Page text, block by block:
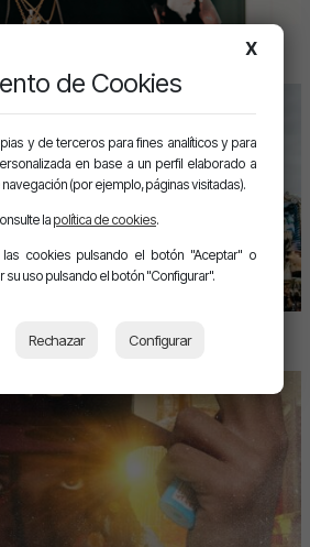
de los reguetoneros de
el telón con otra edición
X
de Cookies
y de terceros para fines analíticos y para
en base a un perfil elaborado a
(por ejemplo, páginas visitadas).
la política de cookies.
cookies pulsando el botón "Aceptar" o
su uso pulsando el botón "Configurar".
Rechazar Configurar